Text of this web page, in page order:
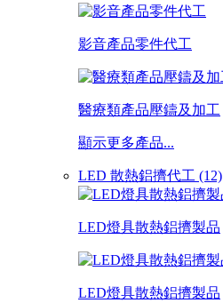
影音產品零件代工
醫療類產品壓鑄及加工
顯示更多產品...
LED 散熱鋁擠代工 (12)
LED燈具散熱鋁擠製品
LED燈具散熱鋁擠製品